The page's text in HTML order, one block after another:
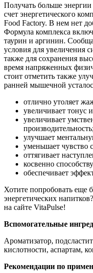
Получать больше
счет энергетического
Food Factory. В нем нет
Формула комплекса
таурин и аргинин.
условия для увеличения
также для сохранения
время напряженных
стоит отметить также
ранней мышечной
отлично утоляет
увеличивает тонус
увеличивает
производительность;
улучшает
уменьшает чувство
оттягивает
косвенно
обеспечивает
Хотите попробовать еще
энергетических
на сайте VitaPulse!
Вспомогательные
Ароматизатор,
кислотности, аспартам,
Рекомендации по